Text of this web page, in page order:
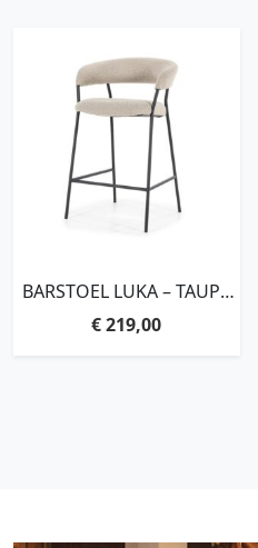
BARSTOEL LUKA – TAUPE
COPENHAGEN
€219,00